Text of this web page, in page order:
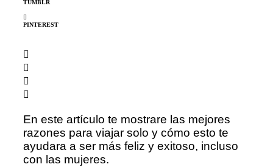
TUMBLR
PINTEREST
En este artículo te mostrare las mejores
razones para viajar solo y cómo esto te
ayudara a ser más feliz y exitoso, incluso
con las mujeres.